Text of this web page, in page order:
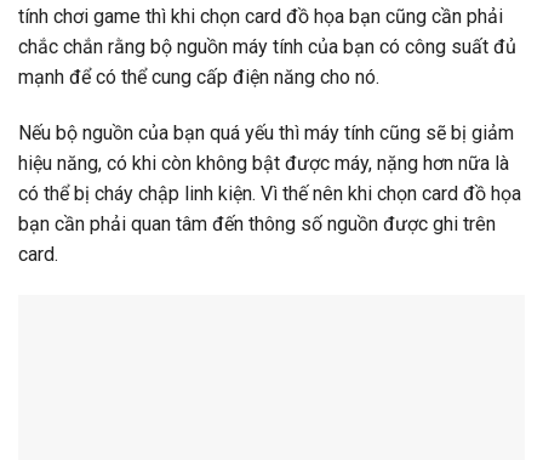
tính chơi game thì khi chọn card đồ họa bạn cũng cần phải
chắc chắn rằng bộ nguồn máy tính của bạn có công suất đủ
mạnh để có thể cung cấp điện năng cho nó.
Nếu bộ nguồn của bạn quá yếu thì máy tính cũng sẽ bị giảm
hiệu năng, có khi còn không bật được máy, nặng hơn nữa là
có thể bị cháy chập linh kiện. Vì thế nên khi chọn card đồ họa
bạn cần phải quan tâm đến thông số nguồn được ghi trên
card.